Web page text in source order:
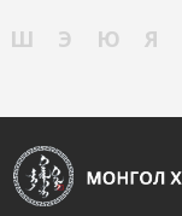
Ш
Э Ю Я